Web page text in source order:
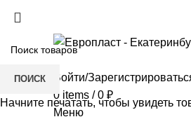
Войти/
0 items / 0 ₽
Меню
ПОИСК
Начните печатать, чтобы увидеть